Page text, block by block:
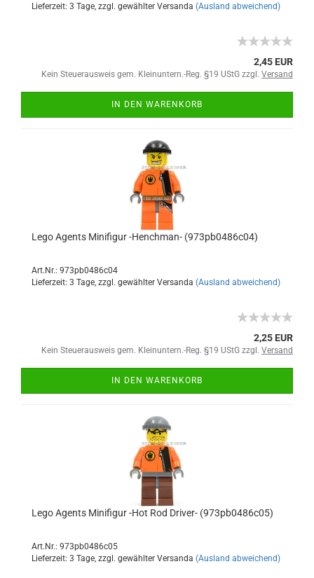
Lieferzeit: 3 Tage, zzgl. gewählter Versanda (Ausland abweichend)
2,45 EUR
Kein Steuerausweis gem. Kleinuntern.-Reg. §19 UStG zzgl. Versand
IN DEN WARENKORB
Lego Agents Minifigur -Henchman- (973pb0486c04)
Art.Nr.: 973pb0486c04
Lieferzeit: 3 Tage, zzgl. gewählter Versanda (Ausland abweichend)
2,25 EUR
Kein Steuerausweis gem. Kleinuntern.-Reg. §19 UStG zzgl. Versand
IN DEN WARENKORB
Lego Agents Minifigur -Hot Rod Driver- (973pb0486c05)
Art.Nr.: 973pb0486c05
Lieferzeit: 3 Tage, zzgl. gewählter Versanda (Ausland abweichend)